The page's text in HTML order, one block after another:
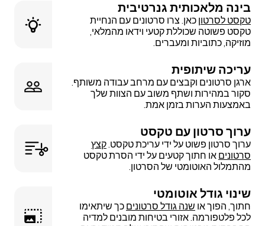
בינה מלאכותית גנרטיבית
טקסט לסרטון כאן. צרו סרטונים עם הנחיית
טקסט פשוטה שכוללת קטעי וידאו מהמלאי,
מוזיקה, כתוביות ומעברים.
עריכה שיתופית
ארגן סרטונים וקבצים עם מרחב עבודה משותף.
סקור במהירות ושתף משוב עם הצוות שלך
באמצעות הערות בזמן אמת.
ערוך סרטון עם טקסט
ערוך סרטון פשוט על ידי עריכת טקסט.קצץ
סרטונים או חתוך קטעים על ידי הסרת טקסט
מהתמלול האוטומטי של הסרטון.
שינוי גודל אוטומטי
חתוך, הפוך או שנה גודל סרטונים כך שיתאימו
לכל פלטפורמה. אזורי בטיחות מובנים למדיה